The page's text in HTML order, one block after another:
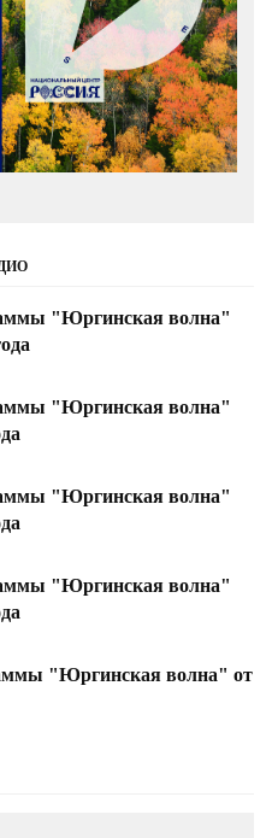
"Юргинская волна"
"Юргинская волна"
"Юргинская волна"
"Юргинская волна"
"Юргинская волна" от